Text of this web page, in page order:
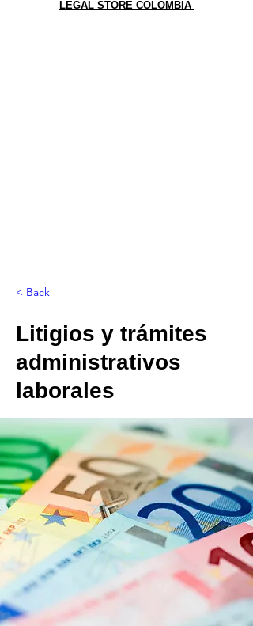
LEGAL STORE COLOMBIA
< Back
Litigios y trámites
administrativos
laborales